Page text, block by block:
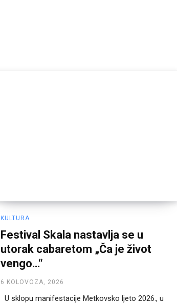
KULTURA
Festival Skala nastavlja se u
utorak cabaretom „Ča je život
vengo…“
6 KOLOVOZA, 2026